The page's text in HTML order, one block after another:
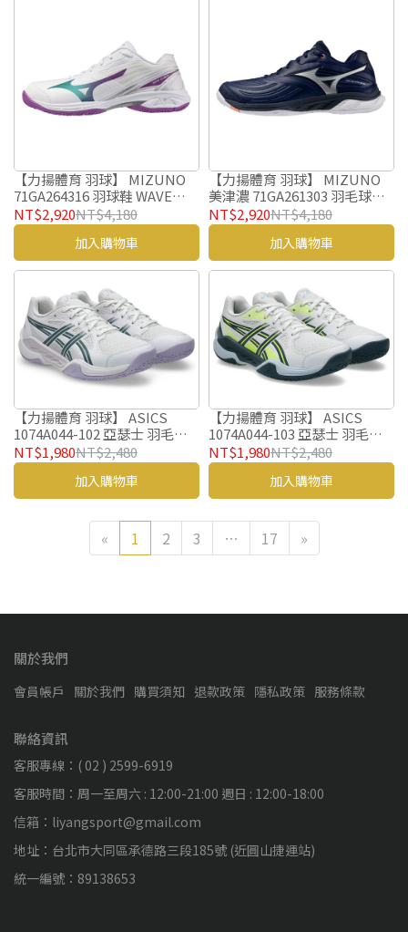
【力揚體育 羽球】 MIZUNO
71GA264316 羽球鞋 WAVE
CLAW 4 美津濃 羽毛球鞋
NT$2,920NT$4,180
加入購物車
【力揚體育 羽球】 MIZUNO
美津濃 71GA261303 羽毛球鞋
WAVE FANG 3 羽球鞋
NT$2,920NT$4,180
加入購物車
【力揚體育 羽球】 ASICS
1074A044-102 亞瑟士 羽毛鞋
GEL POWERBREAK GS 兒童
羽毛球鞋
NT$1,980NT$2,480
加入購物車
【力揚體育 羽球】 ASICS
1074A044-103 亞瑟士 羽毛鞋
GEL POWERBREAK GS 兒童
羽毛球鞋
NT$1,980NT$2,480
加入購物車
« 1 2 3 … 17 »
關於我們
會員帳戶 關於我們 購買須知 退款政策 隱私政策 服務條款
聯絡資訊
客服專線：( 02 ) 2599-6919
客服時間：周一至周六 : 12:00-21:00 週日 : 12:00-18:00
信箱：liyangsport@gmail.com
地址：台北市大同區承德路三段185號 (近圓山捷運站)
統一編號：89138653